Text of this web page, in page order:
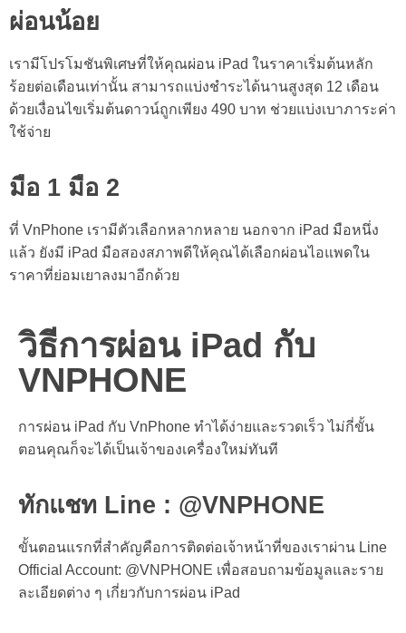
ผ่อนน้อย
เรามีโปรโมชันพิเศษที่ให้คุณผ่อน iPad ในราคาเริ่มต้นหลัก
ร้อยต่อเดือนเท่านั้น สามารถแบ่งชำระได้นานสูงสุด 12 เดือน
ด้วยเงื่อนไขเริ่มต้นดาวน์ถูกเพียง 490 บาท ช่วยแบ่งเบาภาระค่า
ใช้จ่าย
มือ 1 มือ 2
ที่ VnPhone เรามีตัวเลือกหลากหลาย นอกจาก iPad มือหนึ่ง
แล้ว ยังมี iPad มือสองสภาพดีให้คุณได้เลือกผ่อนไอแพดใน
ราคาที่ย่อมเยาลงมาอีกด้วย
วิธีการผ่อน iPad กับ
VNPHONE
การผ่อน iPad กับ VnPhone ทำได้ง่ายและรวดเร็ว ไม่กี่ขั้น
ตอนคุณก็จะได้เป็นเจ้าของเครื่องใหม่ทันที
ทักแชท Line : @VNPHONE
ขั้นตอนแรกที่สำคัญคือการติดต่อเจ้าหน้าที่ของเราผ่าน Line
Official Account: @VNPHONE เพื่อสอบถามข้อมูลและราย
ละเอียดต่าง ๆ เกี่ยวกับการผ่อน iPad